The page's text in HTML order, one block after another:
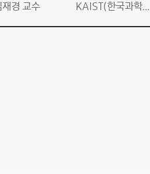
재경 교수 KAIST(한국과학기술원) 수리과학과